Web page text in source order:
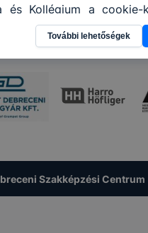
Szakképzési Centrum
és Kollégium a
azzal kapcsolatban,
a honlap melyik
hogyan biztosítsunk
oldalunkat,
kikapcsolni a cookie-
a
megakadályozása
lesznek képesek
További lehetőségek